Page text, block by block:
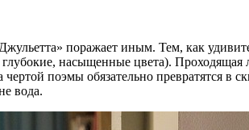
поражает иным. Тем, как
насыщенные цвета).
поэмы обязательно превратятся в
вода.